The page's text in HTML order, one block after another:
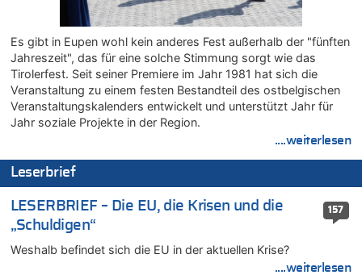
mehr als 111 Millionen €
08.08.2026 - 17:45 von Der Alte zu
Zwölf Jahre nach Aachener Bankraub: 70-Jähriger gefasst
08.08.2026 - 17:43 von Der Alte zu
Leipzig, Mechernich und die Frage: Wer steckt hinter den
Drohnen mit Strengstoff? War es Russland?
08.08.2026 - 17:16 von Bingo zu
Zweite Hitzewelle in diesem Sommer ist jetzt amtlich
08.08.2026 - 16:20 von Russentrolle zu
Leipzig, Mechernich und die Frage: Wer steckt hinter den
Drohnen mit Strengstoff? War es Russland?
08.08.2026 - 15:34 von JoKrings zu
Leipzig, Mechernich und die Frage: Wer steckt hinter den
Drohnen mit Strengstoff? War es Russland?
Es gibt in Eupen wohl kein anderes Fest außerhalb der "fünften
Jahreszeit", das für eine solche Stimmung sorgt wie das
Tirolerfest. Seit seiner Premiere im Jahr 1981 hat sich die
Veranstaltung zu einem festen Bestandteil des ostbelgischen
Veranstaltungskalenders entwickelt und unterstützt Jahr für
Jahr soziale Projekte in der Region.
....weiterlesen
Leserbrief
157
LESERBRIEF – Die EU, die Krisen und die
„Schuldigen“
Weshalb befindet sich die EU in der aktuellen Krise?
....weiterlesen